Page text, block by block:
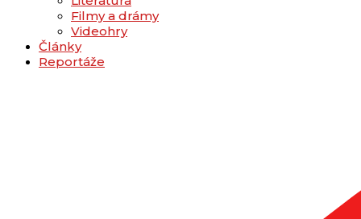
Filmy a drámy
Videohry
Články
Reportáže